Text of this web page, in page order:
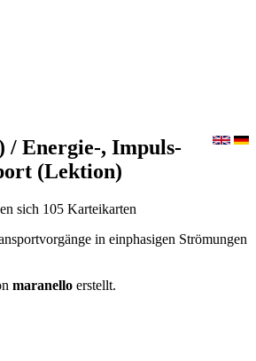
/ Energie-, Impuls-
(Lektion)
sich 105 Karteikarten
in einphasigen Strömungen
maranello erstellt.